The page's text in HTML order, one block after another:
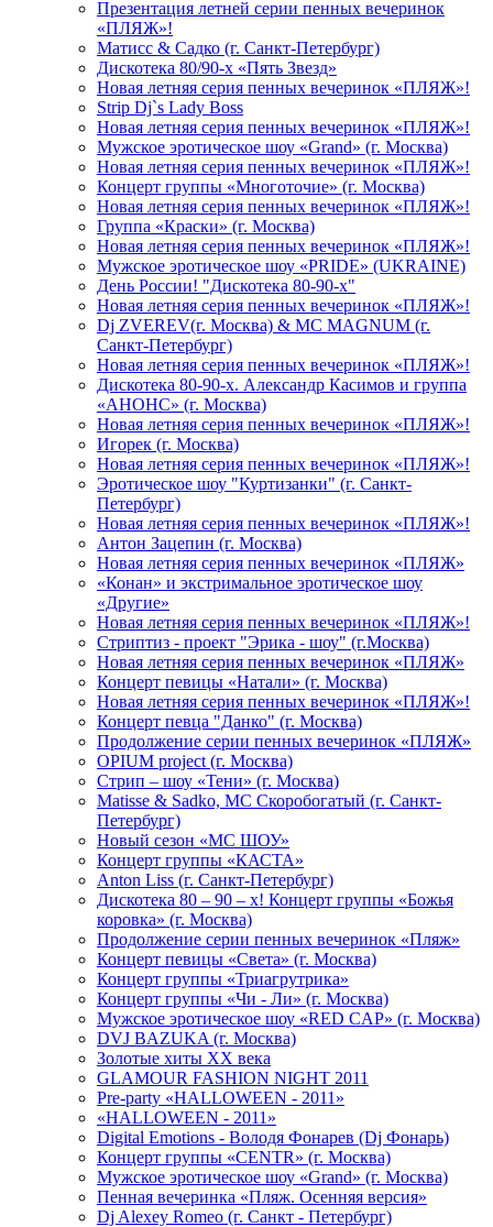
Презентация летней серии пенных вечеринок
«ПЛЯЖ»!
Матисс & Садко (г. Санкт-Петербург)
Дискотека 80/90-х «Пять Звезд»
Новая летняя серия пенных вечеринок «ПЛЯЖ»!
Strip Dj`s Lady Boss
Новая летняя серия пенных вечеринок «ПЛЯЖ»!
Мужское эротическое шоу «Grand» (г. Москва)
Новая летняя серия пенных вечеринок «ПЛЯЖ»!
Концерт группы «Многоточие» (г. Москва)
Новая летняя серия пенных вечеринок «ПЛЯЖ»!
Группа «Краски» (г. Москва)
Новая летняя серия пенных вечеринок «ПЛЯЖ»!
Мужское эротическое шоу «PRIDE» (UKRAINE)
День России! "Дискотека 80-90-х"
Новая летняя серия пенных вечеринок «ПЛЯЖ»!
Dj ZVEREV(г. Москва) & MC MAGNUM (г.
Санкт-Петербург)
Новая летняя серия пенных вечеринок «ПЛЯЖ»!
Дискотека 80-90-х. Александр Касимов и группа
«АНОНС» (г. Москва)
Новая летняя серия пенных вечеринок «ПЛЯЖ»!
Игорек (г. Москва)
Новая летняя серия пенных вечеринок «ПЛЯЖ»!
Эротическое шоу "Куртизанки" (г. Санкт-
Петербург)
Новая летняя серия пенных вечеринок «ПЛЯЖ»!
Антон Зацепин (г. Москва)
Новая летняя серия пенных вечеринок «ПЛЯЖ»
«Конан» и экстримальное эротическое шоу
«Другие»
Новая летняя серия пенных вечеринок «ПЛЯЖ»!
Стриптиз - проект "Эрика - шоу" (г.Москва)
Новая летняя серия пенных вечеринок «ПЛЯЖ»
Концерт певицы «Натали» (г. Москва)
Новая летняя серия пенных вечеринок «ПЛЯЖ»!
Концерт певца "Данко" (г. Москва)
Продолжение серии пенных вечеринок «ПЛЯЖ»
OPIUM project (г. Москва)
Стрип – шоу «Тени» (г. Москва)
Matissе & Sadko, MC Скоробогатый (г. Санкт-
Петербург)
Новый сезон «МС ШОУ»
Концерт группы «КАСТА»
Anton Liss (г. Санкт-Петербург)
Дискотека 80 – 90 – х! Концерт группы «Божья
коровка» (г. Москва)
Продолжение серии пенных вечеринок «Пляж»
Концерт певицы «Света» (г. Москва)
Концерт группы «Триагрутрика»
Концерт группы «Чи - Ли» (г. Москва)
Мужское эротическое шоу «RED CAP» (г. Москва)
DVJ BAZUKA (г. Москва)
Золотые хиты XX века
GLAMOUR FASHION NIGHT 2011
Pre-party «HALLOWEEN - 2011»
«HALLOWEEN - 2011»
Digital Emotions - Володя Фонарев (Dj Фонарь)
Концерт группы «CENTR» (г. Москва)
Мужское эротическое шоу «Grand» (г. Москва)
Пенная вечеринка «Пляж. Осенняя версия»
Dj Alexey Romeo (г. Санкт - Петербург)